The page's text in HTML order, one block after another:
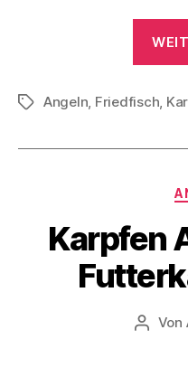
Schlagwörter
Angeln, Friedfisch,
Karpfen
Von